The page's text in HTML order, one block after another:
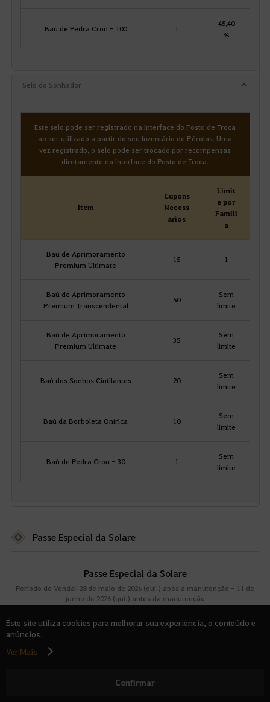
Baú de Pedra Cron - 100 1
45,40
%
Selo do Sonhador
Este selo pode ser registrado na Interface do Posto de Troca
ao ser utilizado a partir do seu Inventário de Pérolas. Uma
vez registrado, o selo pode ser trocado por recompensas
diretamente na Interface do Posto de Troca.
Item
Cupons
Necess
ários
Limit
e por
Famíli
a
Baú de Aprimoramento
Premium Ultimate
15 1
Baú de Aprimoramento
Premium Transcendental
50
Sem
limite
Baú de Aprimoramento
Premium Ultimate
35
Sem
limite
Baú dos Sonhos Cintilantes 20
Sem
limite
Baú da Borboleta Onírica 10
Sem
limite
Baú de Pedra Cron - 30 1
Sem
limite
Passe Especial da Solare
Passe Especial da Solare
Período de Venda: 28 de maio de 2026 (qui.) após a manutenção - 11 de
junho de 2026 (qui.) antes da manutenção
Passe Especial da Solare
Este site utiliza cookies para melhorar sua experiência, o conteúdo e
anúncios.
Ver Mais
Confirmar